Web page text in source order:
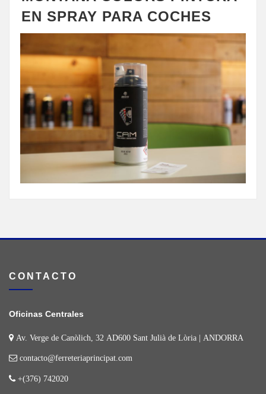
EN SPRAY PARA COCHES
CONTACTO
Oficinas Centrales
Av. Verge de Canòlich, 32 AD600 Sant Julià de Lòria | ANDORRA
contacto@ferreteriaprincipat.com
+(376) 742020